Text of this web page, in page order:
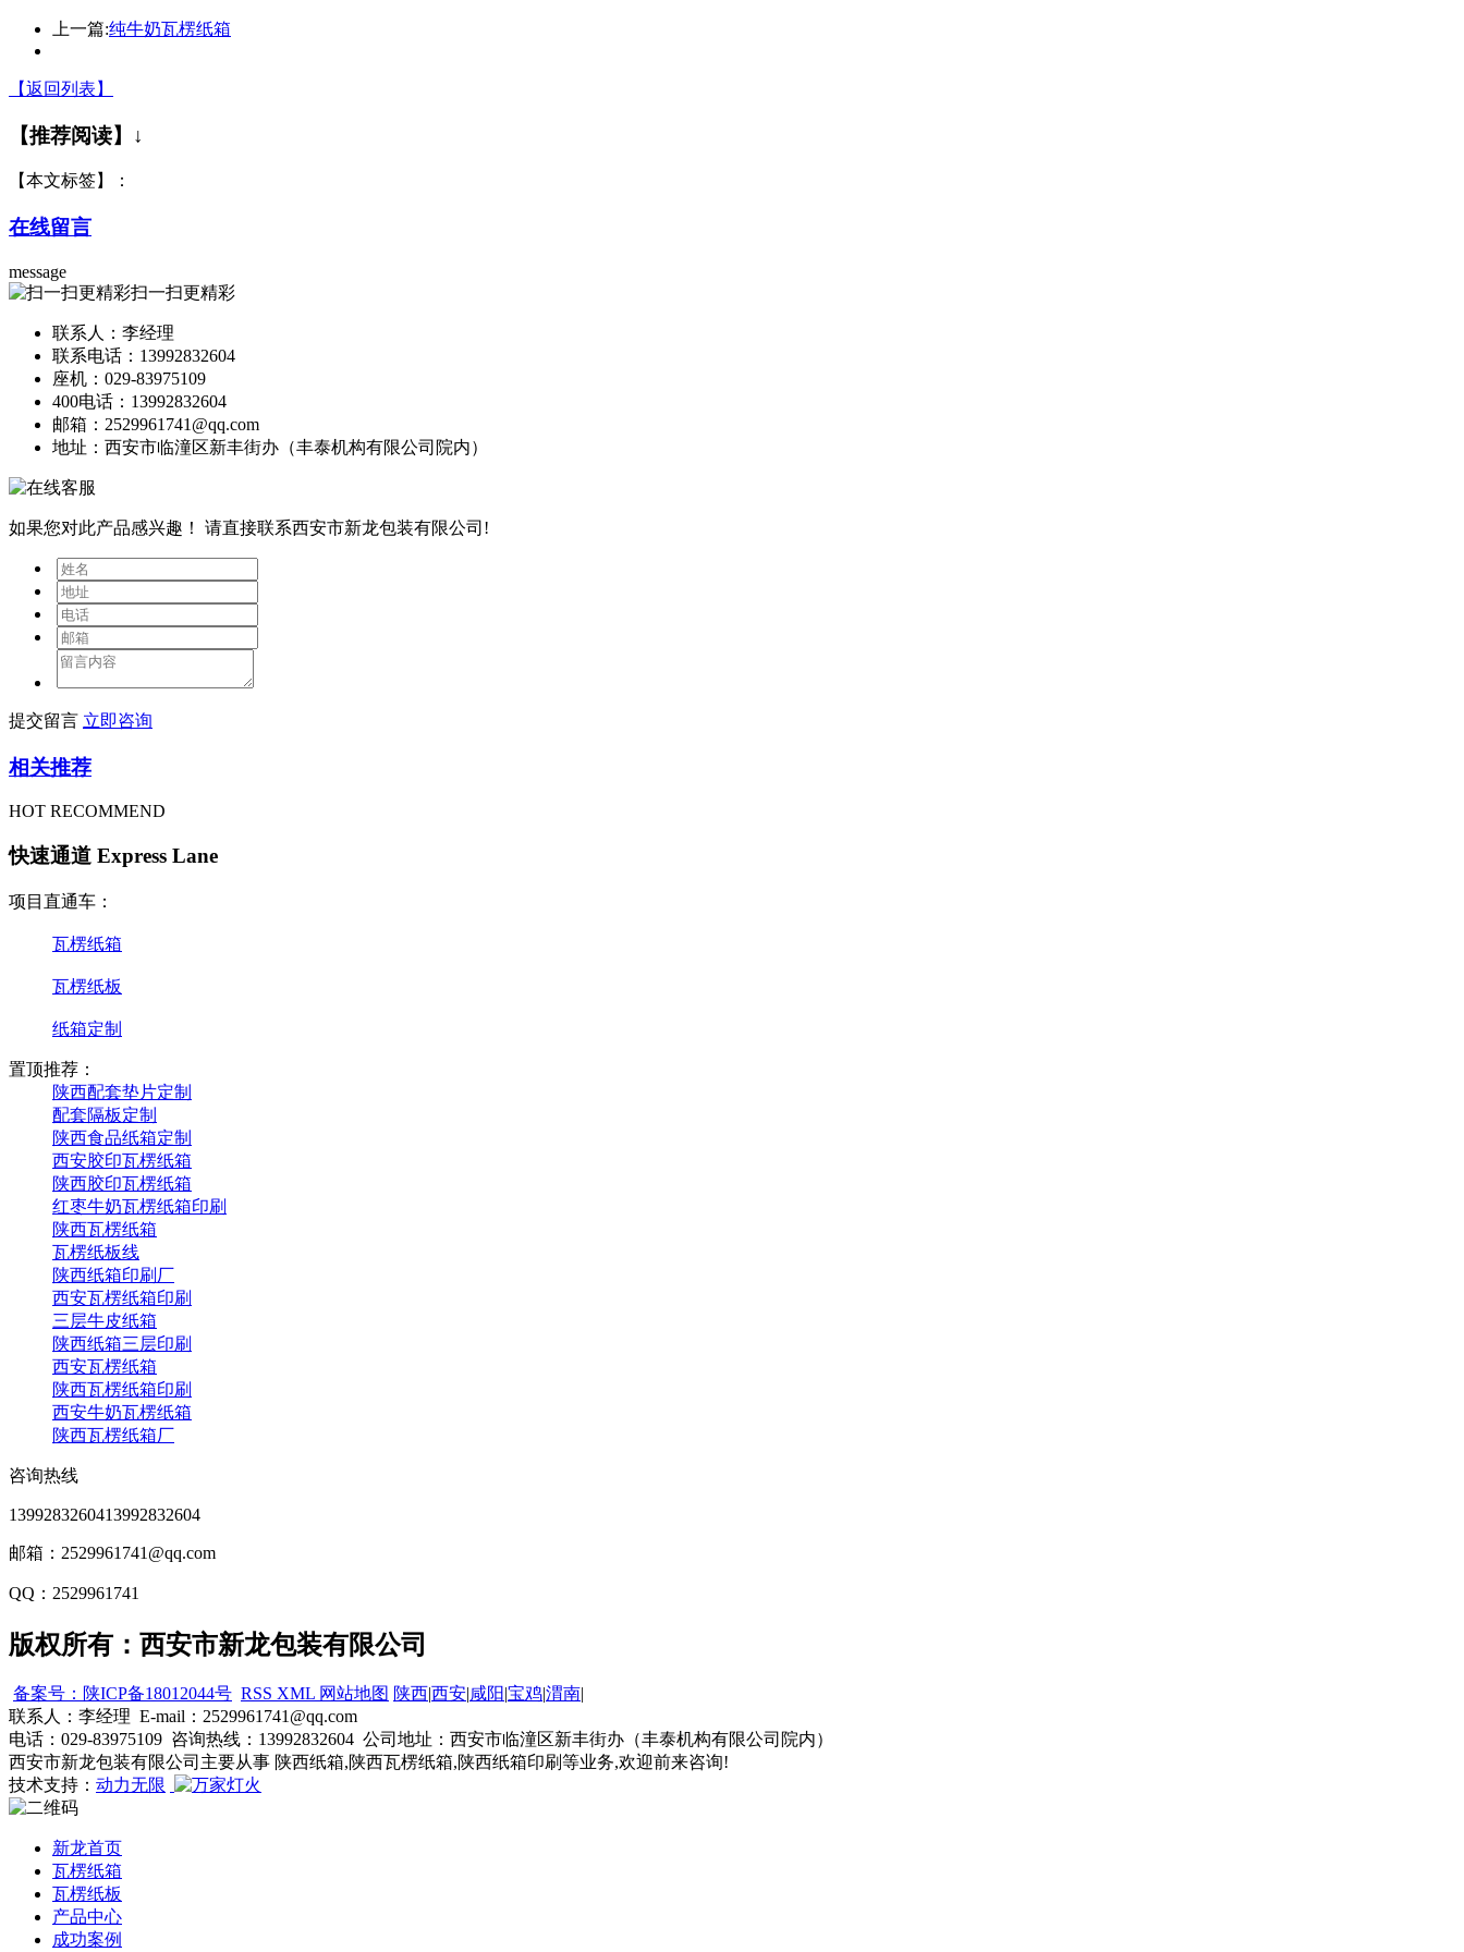
上一篇:纯牛奶瓦楞纸箱
【返回列表】
【推荐阅读】↓
【本文标签】：
在线留言
message
扫一扫更精彩
联系人：李经理
联系电话：13992832604
座机：029-83975109
400电话：13992832604
邮箱：2529961741@qq.com
地址：西安市临潼区新丰街办（丰泰机构有限公司院内）
如果您对此产品感兴趣！ 请直接联系西安市新龙包装有限公司!
提交留言 立即咨询
相关推荐
HOT RECOMMEND
快速通道 Express Lane
项目直通车：
瓦楞纸箱
瓦楞纸板
纸箱定制
置顶推荐：
陕西配套垫片定制
配套隔板定制
陕西食品纸箱定制
西安胶印瓦楞纸箱
陕西胶印瓦楞纸箱
红枣牛奶瓦楞纸箱印刷
陕西瓦楞纸箱
瓦楞纸板线
陕西纸箱印刷厂
西安瓦楞纸箱印刷
三层牛皮纸箱
陕西纸箱三层印刷
西安瓦楞纸箱
陕西瓦楞纸箱印刷
西安牛奶瓦楞纸箱
陕西瓦楞纸箱厂
咨询热线
1399283260413992832604
邮箱：2529961741@qq.com
QQ：2529961741
版权所有：西安市新龙包装有限公司
备案号：陕ICP备18012044号 RSS XML 网站地图 陕西 西安 咸阳 宝鸡渭南
联系人：李经理 E-mail：2529961741@qq.com
电话：029-83975109 咨询热线：13992832604 公司地址：西安市临潼区新丰街办（丰泰机构有限公司院内）
西安市新龙包装有限公司主要从事 陕西纸箱,陕西瓦楞纸箱,陕西纸箱印刷等业务,欢迎前来咨询!
技术支持： 动力无限
新龙首页
瓦楞纸箱
瓦楞纸板
产品中心
成功案例